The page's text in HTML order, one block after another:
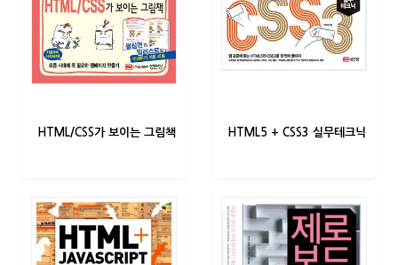
HTML/CSS가 보이는 그림책 HTML5 + CSS3 실무테크닉